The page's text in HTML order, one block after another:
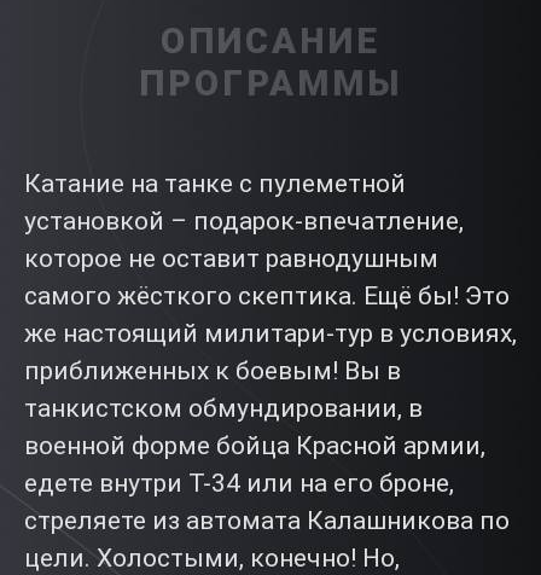
ОПИСАНИЕ
ПРОГРАММЫ
Катание на танке с пулеметной
установкой – подарок-впечатление,
которое не оставит равнодушным
самого жёсткого скептика. Ещё бы! Это
же настоящий милитари-тур в условиях,
приближенных к боевым! Вы в
танкистском обмундировании, в
военной форме бойца Красной армии,
едете внутри Т-34 или на его броне,
стреляете из автомата Калашникова по
цели. Холостыми, конечно! Но,